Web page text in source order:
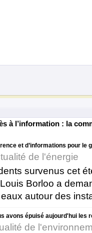
à l’information : la
et d’informations pour le
de l'énergie
survenus cet
Borloo a
autour des
avons épuisé aujourd'hui les
de